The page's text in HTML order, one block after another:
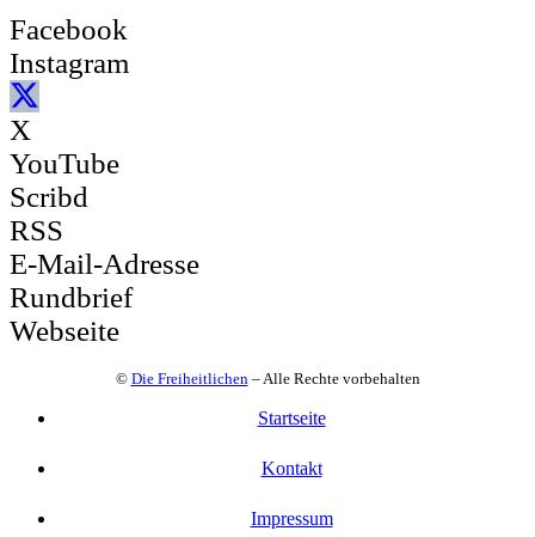
Facebook
Instagram
X
YouTube
Scribd
RSS
E-Mail-Adresse
Rundbrief
Webseite
© Die Freiheitlichen– Alle Rechte vorbehalten
Startseite
Kontakt
Impressum